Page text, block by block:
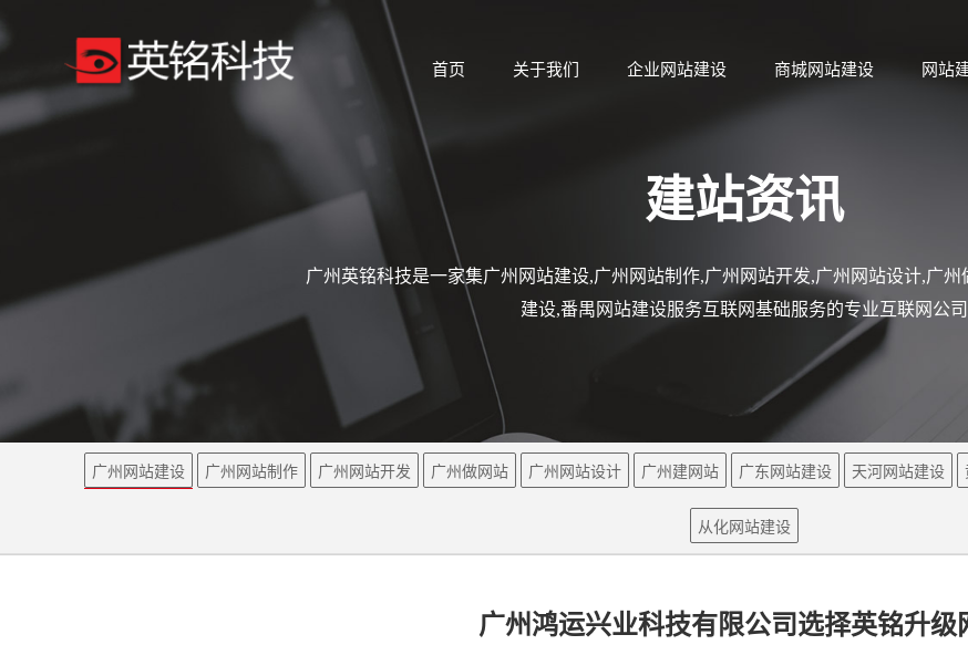
首页 关于我们 企业网站建设 商城网站建设 网站
建站资讯
广州英铭科技是一家集广州网站建设,广州网站制作,广州网站开发,广州网站设计,广
建设,番禺网站建设服务互联网基础服务的专业互联网公司
广州网站建设 广州网站制作 广州网站开发 广州做网站 广州网站设计 广州建网站 广东网站建设 天河网站建设
从化网站建设
广州鸿运兴业科技有限公司选择英铭升级